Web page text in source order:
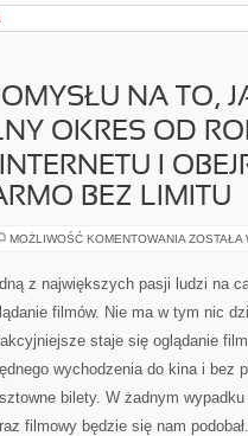
NA TO,
OKRES OD
I
BEZ LIMITU
MOŻLIWOŚĆ KOMENTOWANIA JEŚLI
MA
POMYSŁU
TO,
OKRES
ROBOTY,
MOŻE
ZERKNĄĆ
DO
ZOSTAŁA
z największych pasji ludzi na
filmów. Nie ma w tym nic
staje się oglądanie
wychodzenia do kina i bez
bilety. W żadnym
filmowy będzie się nam